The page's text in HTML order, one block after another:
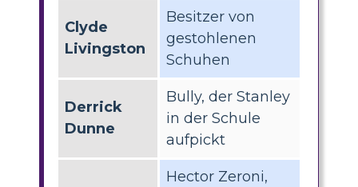
Clyde
Livingston
Besitzer von
gestohlenen
Schuhen
Derrick
Dunne
Bully, der Stanley
in der Schule
aufpickt
Hector Zeroni,